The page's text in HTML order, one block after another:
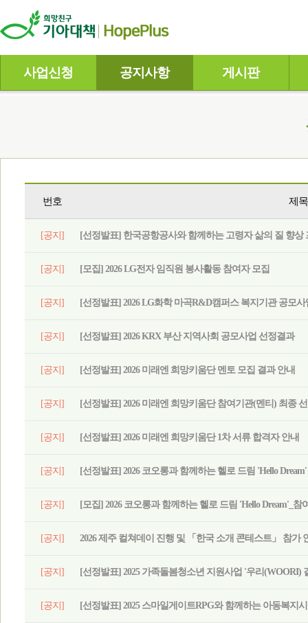
사업신청 공지사항 게시판
번호 제목
[공지] [선정발표] 한국공항공사와 함께하는 고령자 삶의 질 향
[공지] [모집] 2026 LG전자 임직원 봉사활동 참여자 모집
[공지] [선정발표] 2026 LG화학 마곡R&D캠퍼스 복지기관 공모
[공지] [선정발표] 2026 KRX 부산 지역사회 공모사업 선정결과
[공지] [선정발표] 2026 미래엔 희망키움단 멘토 모집 결과 안내
[공지] [선정발표] 2026 미래엔 희망키움단 참여기관(멘티) 최종
[공지] [선정발표] 2026 미래엔 희망키움단 1차 서류 합격자 안내
[공지] [선정발표] 2026 코오롱과 함께하는 헬로 드림 'Hello Dream'
[공지] [모집] 2026 코오롱과 함께하는 헬로 드림 'Hello Dream'_참
[공지] 2026 제주 컬쳐데이 진행 및 「한국 소개 콘테스트」 참가
[공지] [선정발표] 2025 가족돌봄청소년 지원사업 '우리(WOORI)
[공지] [선정발표] 2025 스마일게이트RPG와 함께하는 아동복지